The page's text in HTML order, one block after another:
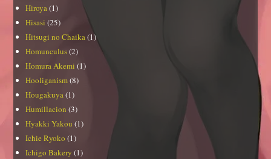
Hiroya(1)
Hisasi (25)
Hitsugi no Chaika(1)
Homunculus(2)
Homura Akemi (1)
Hooliganism(8)
Hougakuya(1)
Humillacion (3)
Hyakki Yakou (1)
Ichie Ryoko (1)
Ichigo Bakery (1)